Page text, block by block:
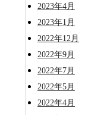
2023年4月
2023年1月
2022年12月
2022年9月
2022年7月
2022年5月
2022年4月